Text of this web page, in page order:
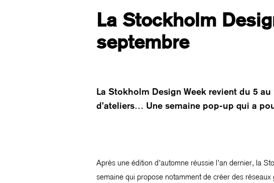
La Stockholm
septembre
La Stokholm Design Week revient du 5
d’ateliers… Une semaine pop-up qui a
Après une édition d’automne réussie l’an dernier, la
semaine qui propose notamment de créer des